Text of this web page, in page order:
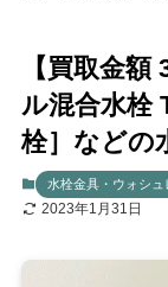
【買取金
ル混合水栓
栓］などの
水栓金具・ウォシュ
2023年1月31日